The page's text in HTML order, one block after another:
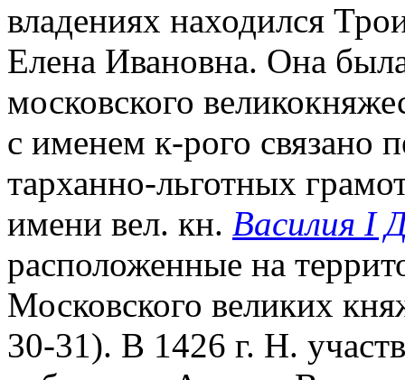
владениях находился
Елена Ивановна. Она
московского
с именем к-рого связано
тарханно-льготных
имени вел. кн. Василия I
расположенные на
Московского великих
30-31). В 1426 г. Н.